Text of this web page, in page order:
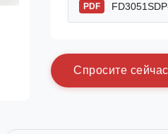
PDF
Спросите сейчас